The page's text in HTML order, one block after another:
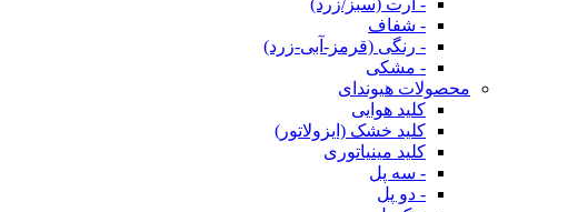
- ارت (سبز/زرد)
- شفاف
- رنگی (قرمز-آبی-زرد)
- مشکی
محصولات هیوندای
کلید هوایی
کلید خشک (ایزولاتور)
کلید مینیاتوری
- سه پل
- دو پل